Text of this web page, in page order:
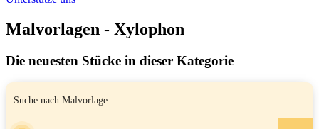
Malvorlagen - Xylophon
Die neuesten Stücke in dieser Kategorie